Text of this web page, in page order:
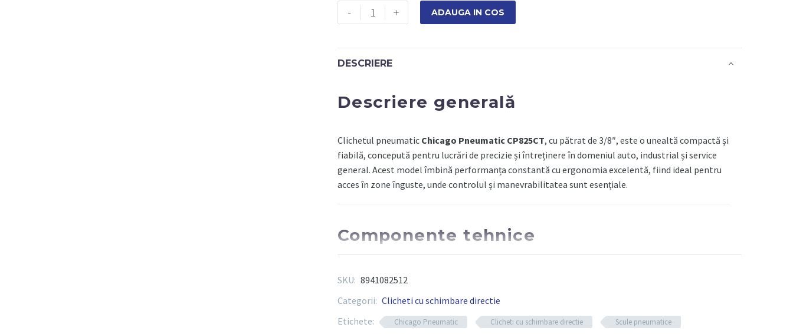
-
Cantitate
CP825CT
cu
comprimat,
35Nm
+ ADAUGA IN COS
DESCRIERE
Descriere generală
Clichetul pneumatic Chicago Pneumatic CP825CT, cu pătrat de 3/8″, este o unealtă compactă și
fiabilă, concepută pentru lucrări de precizie și întreținere în domeniul auto, industrial și service
general. Acest model îmbină performanța constantă cu ergonomia excelentă, fiind ideal pentru
acces în zone înguste, unde controlul și manevrabilitatea sunt esențiale.
Componente tehnice
Turație la mers în gol:280 rpm
SKU: 8941082512
Categorii: Clicheti cu schimbare directie
Etichete:
Chicago Pneumatic Clicheti cu schimbare directie Scule pneumatice